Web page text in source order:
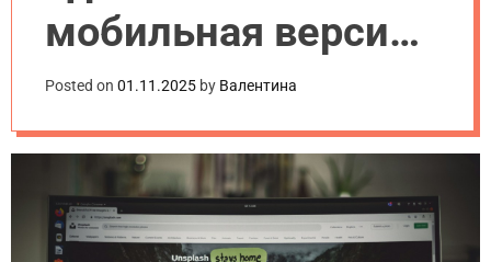
мобильная версия
сайта: подробное
сравнение
Posted on 01.11.2025 by Валентина